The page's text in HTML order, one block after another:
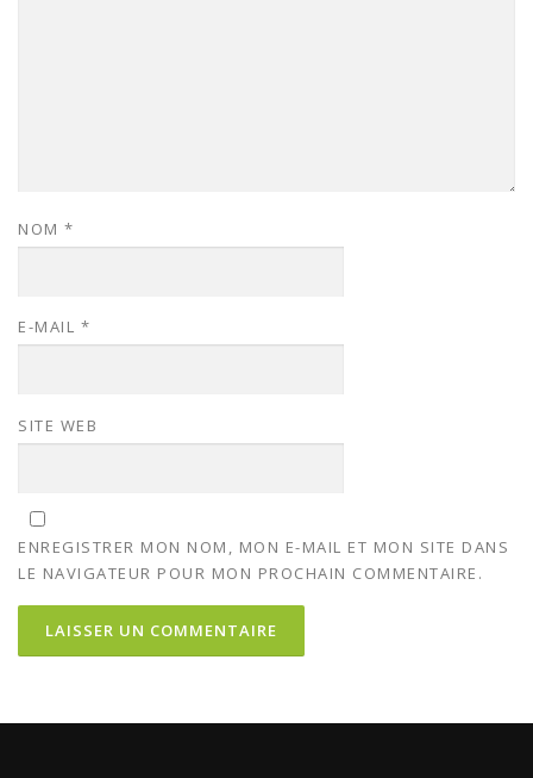
NOM *
E-MAIL *
SITE WEB
ENREGISTRER MON NOM, MON E-MAIL ET MON SITE DANS
LE NAVIGATEUR POUR MON PROCHAIN COMMENTAIRE.